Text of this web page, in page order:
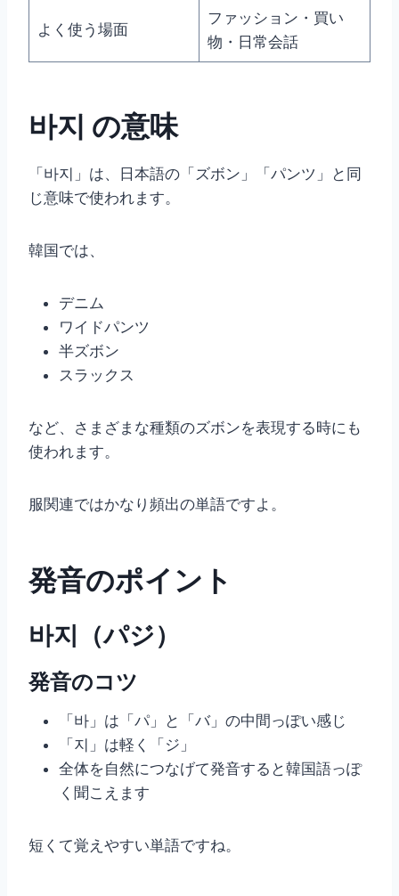
よく使う場面
ファッション・買い
物・日常会話
바지 の意味
「바지」は、日本語の「ズボン」「パンツ」と同
じ意味で使われます。
韓国では、
デニム
ワイドパンツ
半ズボン
スラックス
など、さまざまな種類のズボンを表現する時にも
使われます。
服関連ではかなり頻出の単語ですよ。
発音のポイント
바지（パジ）
発音のコツ
「바」は「パ」と「バ」の中間っぽい感じ
「지」は軽く「ジ」
全体を自然につなげて発音すると韓国語っぽ
く聞こえます
短くて覚えやすい単語ですね。